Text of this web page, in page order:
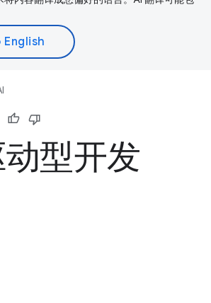
型开发